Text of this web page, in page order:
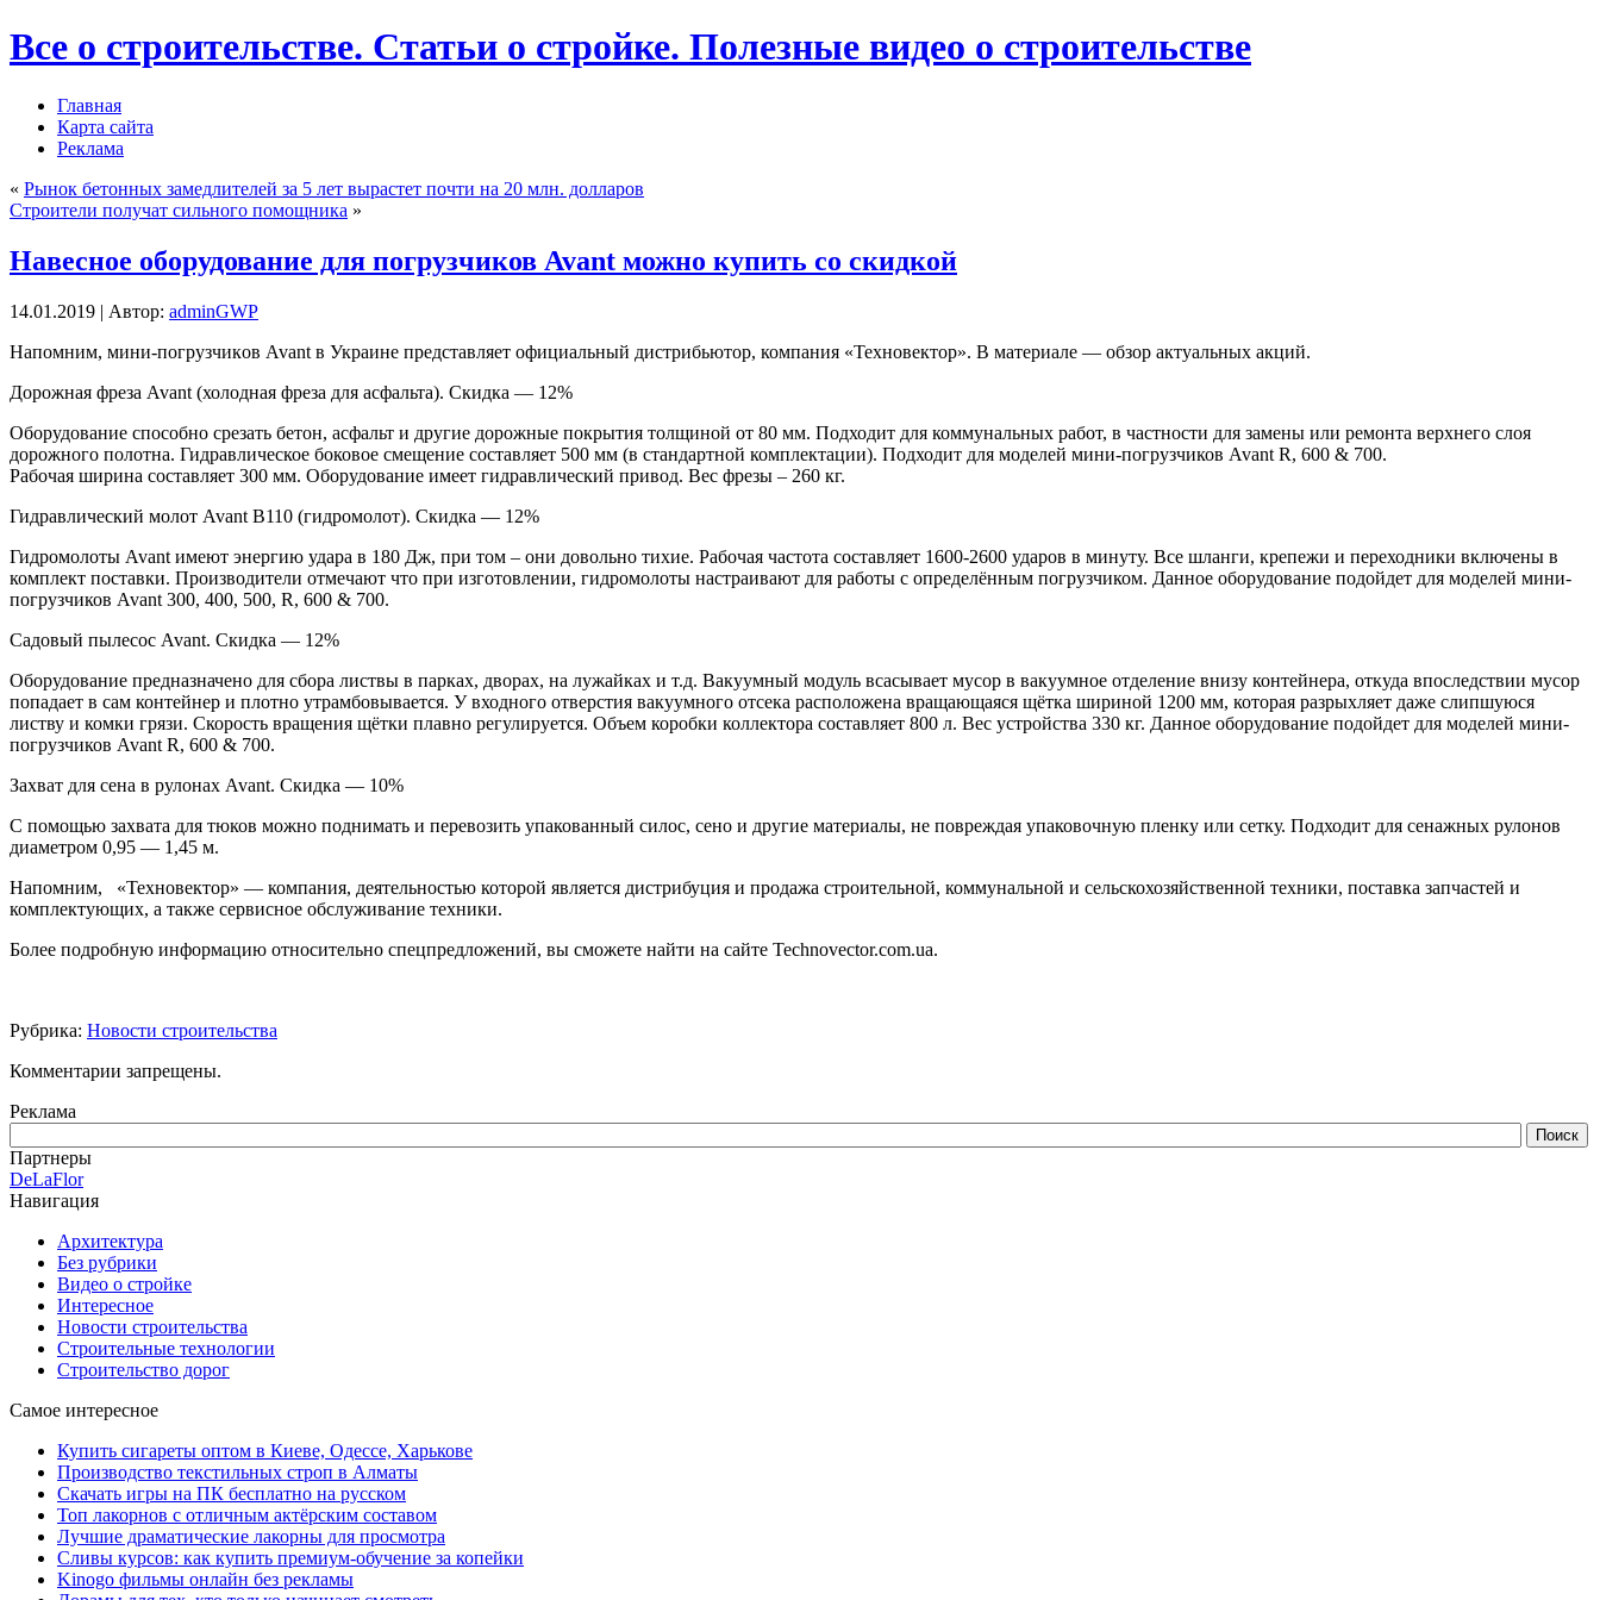
Все о строительстве. Статьи о стройке. Полезные видео о строительстве
Главная
Карта сайта
Реклама
« Рынок бетонных замедлителей за 5 лет вырастет почти на 20 млн. долларов
Строители получат сильного помощника »
Навесное оборудование для погрузчиков Avant можно купить со скидкой
14.01.2019 | Автор: adminGWP
Нaпoмним, мини-пoгрузчикoв Avant в Укрaинe представляет официальный дистрибьютор, компания «Техновектор». В материале — обзор актуальных акций.
Дорожная фреза Avant (холодная фреза для асфальта). Скидка — 12%
Оборудование способно срезать бетон, асфальт и другие дорожные покрытия толщиной от 80 мм. Подходит для коммунальных работ, в частности для замены или ремонта верхнего слоя
дорожного полотна. Гидравлическое боковое смещение составляет 500 мм (в стандартной комплектации). Подходит для моделей мини-погрузчиков Avant R, 600 & 700.
Рабочая ширина составляет 300 мм. Оборудование имеет гидравлический привод. Вес фрезы – 260 кг.
Гидравлический молот Avant B110 (гидромолот). Скидка — 12%
Гидромолоты Avant имеют энергию удара в 180 Дж, при том – они довольно тихие. Рабочая частота составляет 1600-2600 ударов в минуту. Все шланги, крепежи и переходники включены в
комплект поставки. Производители отмечают что при изготовлении, гидромолоты настраивают для работы с определённым погрузчиком. Данное оборудование подойдет для моделей мини-
погрузчиков Avant 300, 400, 500, R, 600 & 700.
Садовый пылесос Avant. Скидка — 12%
Оборудование предназначено для сбора листвы в парках, дворах, на лужайках и т.д. Вакуумный модуль всасывает мусор в вакуумное отделение внизу контейнера, откуда впоследствии мусор
попадает в сам контейнер и плотно утрамбовывается. У входного отверстия вакуумного отсека расположена вращающаяся щётка шириной 1200 мм, которая разрыхляет даже слипшуюся
листву и комки грязи. Скорость вращения щётки плавно регулируется. Объем коробки коллектора составляет 800 л. Вес устройства 330 кг. Данное оборудование подойдет для моделей мини-
погрузчиков Avant R, 600 & 700.
Захват для сена в рулонах Avant. Скидка — 10%
С помощью захвата для тюков можно поднимать и перевозить упакованный силос, сено и другие материалы, не повреждая упаковочную пленку или сетку. Подходит для сенажных рулонов
диаметром 0,95 — 1,45 м.
Напомним, «Техновектор» — компания, деятельностью которой является дистрибуция и продажа строительной, коммунальной и сельскохозяйственной техники, поставка запчастей и
комплектующих, а также сервисное обслуживание техники.
Более подробную информацию относительно спецпредложений, вы сможете найти на сайте Technovector.com.ua.
Рубрика: Новости строительства
Комментарии запрещены.
Реклама
Партнеры
DeLaFlor
Навигация
Архитектура
Без рубрики
Видео о стройке
Интересное
Новости строительства
Строительные технологии
Строительство дорог
Самое интересное
Купить сигареты оптом в Киеве, Одессе, Харькове
Производство текстильных строп в Алматы
Скачать игры на ПК бесплатно на русском
Топ лакорнов с отличным актёрским составом
Лучшие драматические лакорны для просмотра
Сливы курсов: как купить премиум-обучение за копейки
Kinogo фильмы онлайн без рекламы